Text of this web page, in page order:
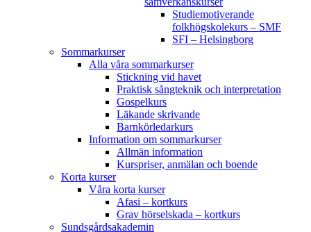
Studiemotiverande
folkhögskolekurs – SMF
SFI – Helsingborg
Sommarkurser
Alla våra sommarkurser
Stickning vid havet
Praktisk sångteknik och interpretation
Gospelkurs
Läkande skrivande
Barnkörledarkurs
Information om sommarkurser
Allmän information
Kurspriser, anmälan och boende
Korta kurser
Våra korta kurser
Afasi – kortkurs
Grav hörselskada – kortkurs
Sundsgårdsakademin